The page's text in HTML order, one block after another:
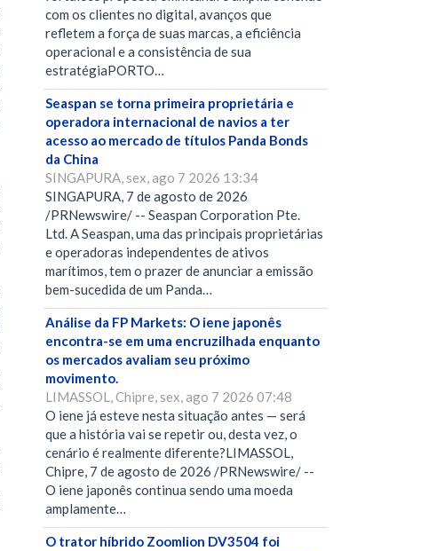
com os clientes no digital, avanços que
refletem a força de suas marcas, a eficiência
operacional e a consistência de sua
estratégiaPORTO…
Seaspan se torna primeira proprietária e
operadora internacional de navios a ter
acesso ao mercado de títulos Panda Bonds
da China
SINGAPURA, sex, ago 7 2026 13:34
SINGAPURA, 7 de agosto de 2026
/PRNewswire/ -- Seaspan Corporation Pte.
Ltd. A Seaspan, uma das principais proprietárias
e operadoras independentes de ativos
marítimos, tem o prazer de anunciar a emissão
bem-sucedida de um Panda…
Análise da FP Markets: O iene japonês
encontra-se em uma encruzilhada enquanto
os mercados avaliam seu próximo
movimento.
LIMASSOL, Chipre, sex, ago 7 2026 07:48
O iene já esteve nesta situação antes — será
que a história vai se repetir ou, desta vez, o
cenário é realmente diferente?LIMASSOL,
Chipre, 7 de agosto de 2026 /PRNewswire/ --
O iene japonês continua sendo uma moeda
amplamente…
O trator híbrido Zoomlion DV3504 foi